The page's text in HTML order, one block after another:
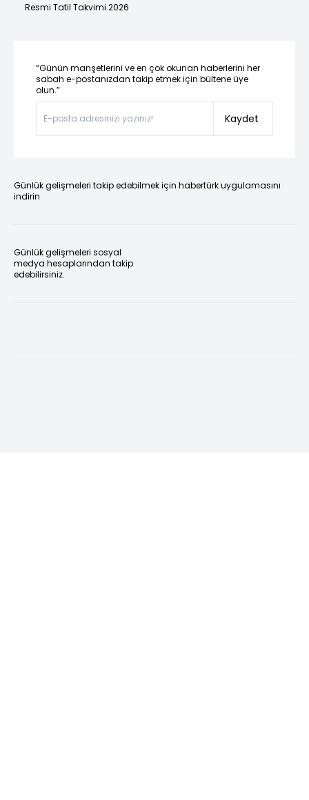
Resmi Tatil Takvimi 2026
“Günün manşetlerini ve en çok okunan haberlerini her
sabah e-postanızdan takip etmek için bültene üye
olun.”
Kaydet
Günlük gelişmeleri takip edebilmek için habertürk uygulamasını
indirin
Günlük gelişmeleri sosyal
medya hesaplarından takip
edebilirsiniz.